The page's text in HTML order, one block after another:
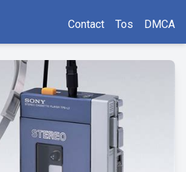
Contact Tos DMCA